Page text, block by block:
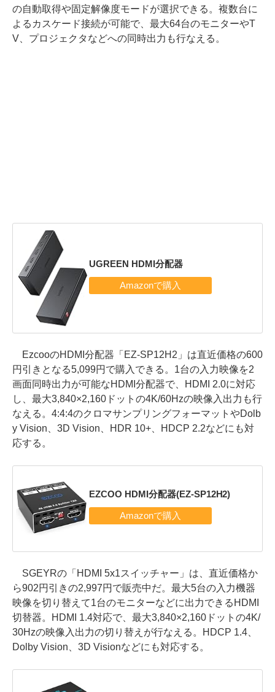
の自動取得や固定解像度モードが選択できる。複数台に
よるカスケード接続が可能で、最大64台のモニターやT
V、プロジェクタなどへの同時出力も行なえる。
UGREEN HDMI分配器
EzcooのHDMI分配器「EZ-SP12H2」は直近価格の600
円引きとなる5,099円で購入できる。1台の入力映像を2
画面同時出力が可能なHDMI分配器で、HDMI 2.0に対応
し、最大3,840×2,160ドットの4K/60Hzの映像入出力も行
なえる。4:4:4のクロマサンプリングフォーマットやDolb
y Vision、3D Vision、HDR 10+、HDCP 2.2などにも対
応する。
EZCOO HDMI分配器(EZ-SP12H2)
SGEYRの「HDMI 5x1スイッチャー」は、直近価格か
ら902円引きの2,997円で販売中だ。最大5台の入力機器
映像を切り替えて1台のモニターなどに出力できるHDMI
切替器。HDMI 1.4対応で、最大3,840×2,160ドットの4K/
30Hzの映像入出力の切り替えが行なえる。HDCP 1.4、
Dolby Vision、3D Visionなどにも対応する。